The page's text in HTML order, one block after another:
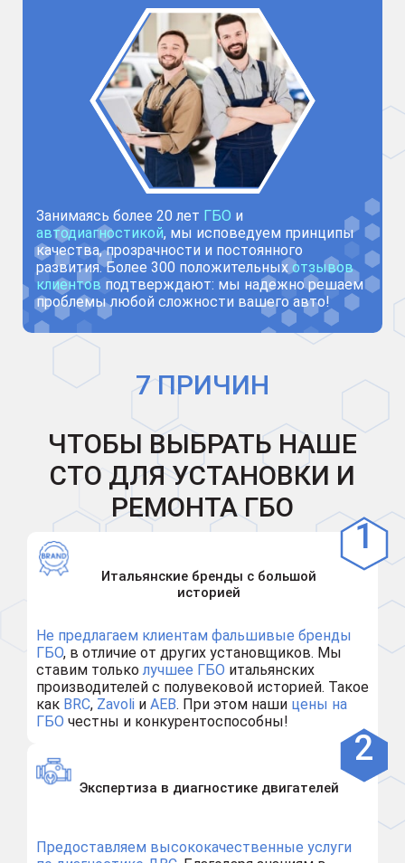
Занимаясь более 20 лет ГБО и
автодиагностикой, мы исповедуем принципы
качества, прозрачности и постоянного
развития. Более 300 положительных отзывов
клиентов подтверждают: мы надежно решаем
проблемы любой сложности вашего авто!
7 ПРИЧИН
ЧТОБЫ ВЫБРАТЬ НАШЕ
СТО ДЛЯ УСТАНОВКИ И
РЕМОНТА ГБО
Итальянские бренды с большой
историей
Не предлагаем клиентам фальшивые бренды
ГБО, в отличие от других установщиков. Мы
ставим тольколучшее ГБО итальянских
производителей с полувековой историей. Такое
как BRC, Zavoli и AEB. При этом наши цены на
ГБО честны и конкурентоспособны!
Экспертиза в диагностике двигателей
Предоставляем высококачественные услуги